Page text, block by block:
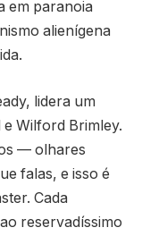
em paranoia
alienígena
lidera um
Wilford Brimley.
— olhares
falas, e isso é
Cada
reservadíssimo